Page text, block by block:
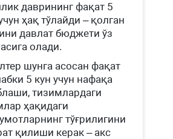
даврининг фақат 5
ҳақ тўлайди – қолган
давлат бюджети ўз
олади.
шунга асосан фақат
5 кун учун нафақа
тизимлардаги
ҳақидаги
тўғрилигини
қилиши керак – акс